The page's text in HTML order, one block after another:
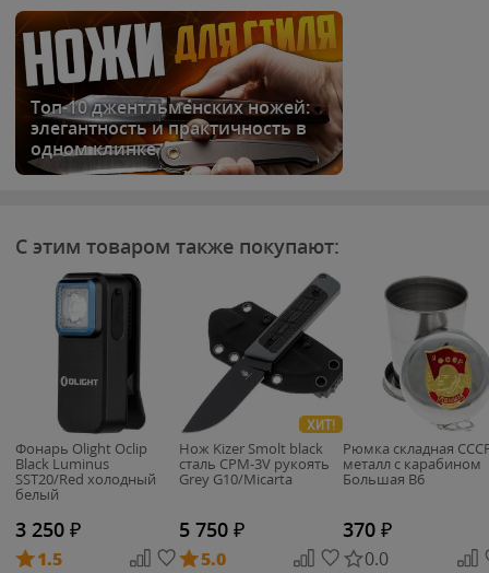
Топ-10 джентльменских ножей:
элегантность и практичность в
одном клинке
С этим товаром также покупают:
Фонарь Olight Oclip
Black Luminus
SST20/Red холодный
белый
3 250 ₽
1.5
ХИТ!
Нож Kizer Smolt black
сталь CPM-3V рукоять
Grey G10/Micarta
5 750 ₽
5.0
Рюмка складная
металл с карабином
Большая B6
370 ₽
0.0